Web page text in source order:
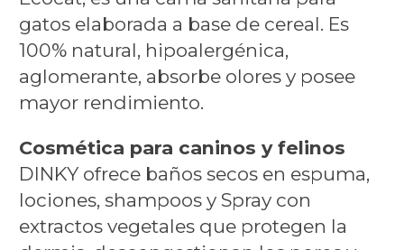
gatos elaborada a base de cereal. Es
100% natural, hipoalergénica,
aglomerante, absorbe olores y posee
mayor rendimiento.
Cosmética para caninos y felinos
DINKY ofrece baños secos en espuma,
lociones, shampoos y Spray con
extractos vegetales que protegen la